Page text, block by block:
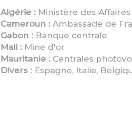
Algérie : Ministère des
Cameroun : Ambassade de
Gabon : Banque centrale
Mali : Mine d'or
Mauritanie : Centrales
Divers : Espagne, Italie,